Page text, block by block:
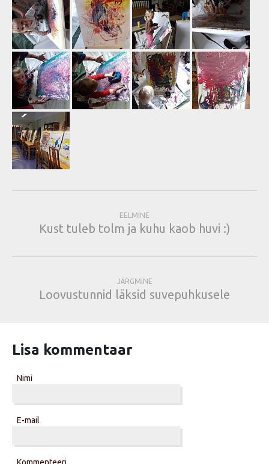
EELMINE
Kust tuleb tolm ja kuhu kaob huvi :)
JÄRGMINE
Loovustunnid läksid suvepuhkusele
Lisa kommentaar
Nimi
E-mail